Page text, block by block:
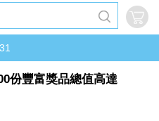
份豐富獎品總值高達